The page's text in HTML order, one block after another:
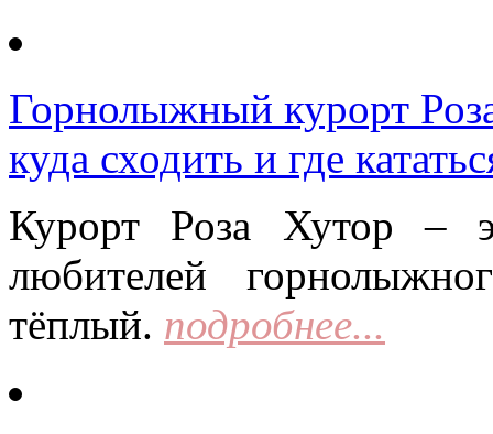
Горнолыжный курорт
куда сходить и где
Курорт Роза Хутор –
любителей
тёплый. подробнее...